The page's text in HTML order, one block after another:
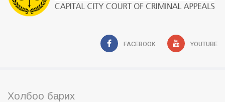
FACEBOOK YOUTUBE
Холбоо барих